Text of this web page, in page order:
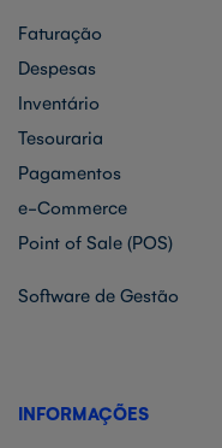
Faturação
Despesas
Inventário
Tesouraria
Pagamentos
e-Commerce
Point of Sale (POS)
Software de Gestão
INFORMAÇÕES